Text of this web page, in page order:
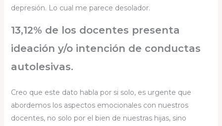
depresión. Lo cual me parece desolador.
13,12% de los docentes presenta
ideación y/o intención de conductas
autolesivas.
Creo que este dato habla por si solo, es urgente que
abordemos los aspectos emocionales con nuestros
docentes, no solo por el bien de nuestras hijas, sino